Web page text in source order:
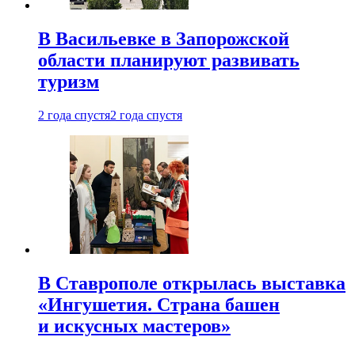
В Васильевке в Запорожской
области планируют развивать
туризм
2 года спустя2 года спустя
В Ставрополе открылась выставка
«Ингушетия. Страна башен
и искусных мастеров»